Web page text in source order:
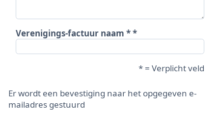
Verenigings-factuur naam *
* = Verplicht veld
Er wordt een bevestiging naar het opgegeven e-
mailadres gestuurd